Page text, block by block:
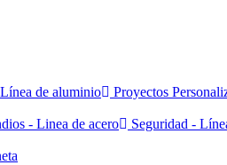
Línea de aluminio Proyectos
- Linea de acero Seguridad -